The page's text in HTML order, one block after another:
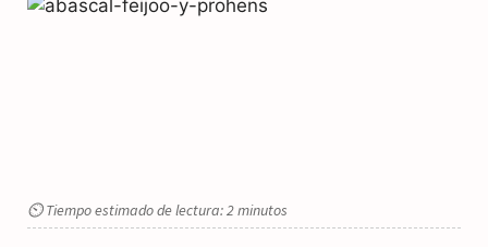
⏲ Tiempo estimado de lectura: 2 minutos